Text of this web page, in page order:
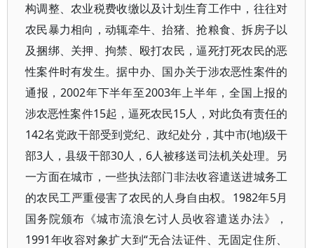
构调整、农业税费收缴以及计划生育工作中，往往对
农民暴力相向，动辄牵牛、抬猪、抢粮食、拆房子以
及捆绑、关押、拘禁、殴打农民，逼死打死农民的恶
性案件时有发生。据中办、国办关于涉农恶性案件的
通报，2002年下半年至2003年上半年，全国上报的
涉农恶性案件15起，逼死农民15人，对此负有责任的
142名党政干部受到党纪、政纪处分，其中市(地)级干
部3人，县级干部30人，6人被移送司法机关处理。另
一方面在城市，一些执法部门非法收容遣送进城务工
的农民工严重侵害了农民的人身自由权。1982年5月
国务院颁布《城市流浪乞讨人员收容遣送办法》，
1991年收容对象扩大到“无合法证件、无固定住所、